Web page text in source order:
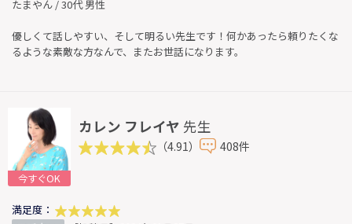
たまやん / 30代 男性
優しくて話しやすい、そして明るい先生です！何かあったら頼りたくな
るような素敵な方なんで、またお世話になります。
今すぐOK
カレン フレイヤ 先生
（4.91） 408件
満足度：